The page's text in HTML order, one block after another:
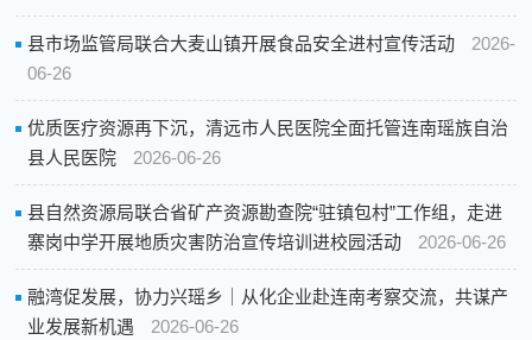
县市场监管局联合大麦山镇开展食品安全进村宣传活动
2026-
06-26
优质医疗资源再下沉，清远市人民医院全面托管连南瑶族自治
县人民医院
2026-06-26
县自然资源局联合省矿产资源勘查院“驻镇包村”工作组，走进
寨岗中学开展地质灾害防治宣传培训进校园活动
2026-06-26
融湾促发展，协力兴瑶乡｜从化企业赴连南考察交流，共谋产
业发展新机遇
2026-06-26